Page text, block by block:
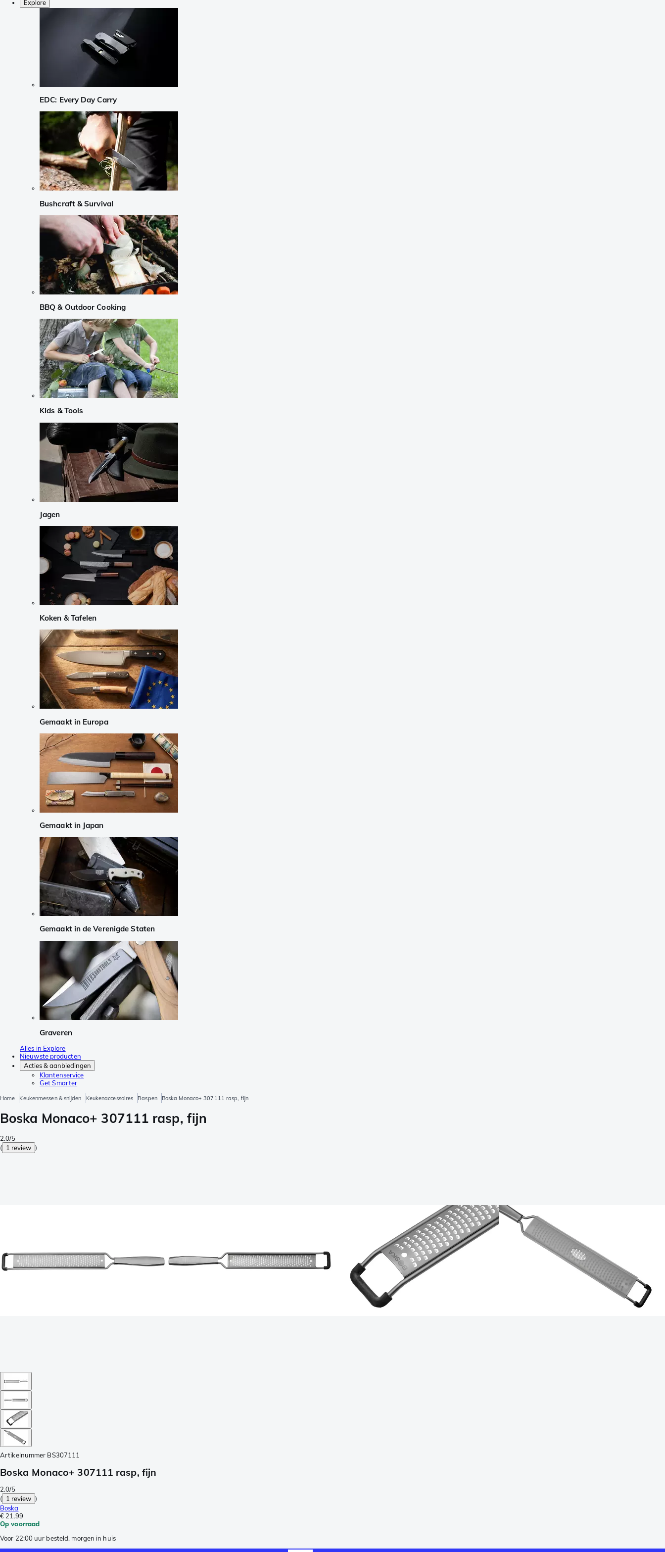
Explore
EDC: Every Day Carry
Bushcraft & Survival
BBQ & Outdoor Cooking
Kids & Tools
Jagen
Koken & Tafelen
Gemaakt in Europa
Gemaakt in Japan
Gemaakt in de Verenigde Staten
Graveren
Alles in Explore
Nieuwste producten
Acties & aanbiedingen
Klantenservice
Get Smarter
Home Keukenmessen & snijden Keukenaccessoires Raspen Boska Monaco+ 307111 rasp, fijn
Boska Monaco+ 307111 rasp, fijn
2.0/5
( 1 review )
Artikelnummer BS307111
Boska Monaco+ 307111 rasp, fijn
2.0/5
( 1 review )
Boska
€ 21,99
Op voorraad
Voor 22:00 uur besteld, morgen in huis